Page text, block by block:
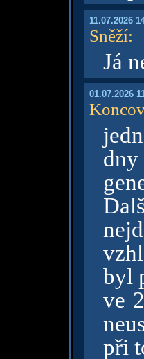
11.07.2026
Sněží:
Já
01.07.2026
dny
byl
ve
při